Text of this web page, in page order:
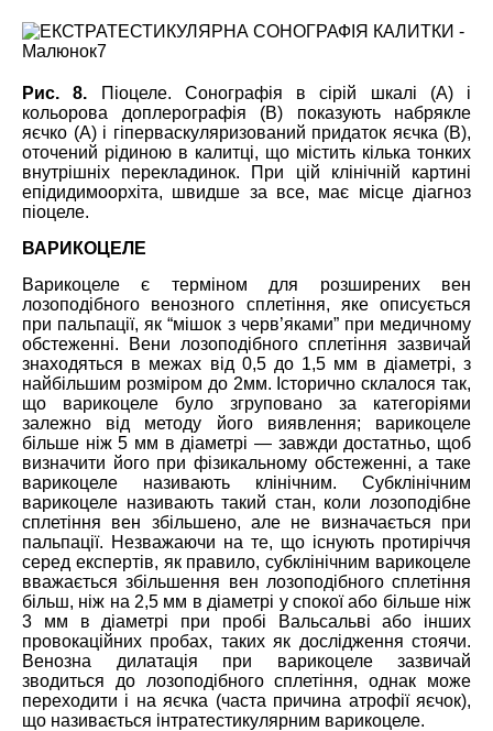
Рис. 8. Піоцеле. Сонографія в сірій шкалі (А) і
кольорова доплерографія (B) показують набрякле
яєчко (А) і гіперваскуляризований придаток яєчка (B),
оточений рідиною в калитці, що містить кілька тонких
внутрішніх перекладинок. При цій клінічній картині
епідидимоорхіта, швидше за все, має місце діагноз
піоцеле.
ВАРИКОЦЕЛЕ
Варикоцеле є терміном для розширених вен
лозоподібного венозного сплетіння, яке описується
при пальпації, як “мішок з черв’яками” при медичному
обстеженні. Вени лозоподібного сплетіння зазвичай
знаходяться в межах від 0,5 до 1,5 мм в діаметрі, з
найбільшим розміром до 2мм. Історично склалося так,
що варикоцеле було згруповано за категоріями
залежно від методу його виявлення; варикоцеле
більше ніж 5 мм в діаметрі ― завжди достатньо, щоб
визначити його при фізикальному обстеженні, а таке
варикоцеле називають клінічним. Субклінічним
варикоцеле називають такий стан, коли лозоподібне
сплетіння вен збільшено, але не визначається при
пальпації. Незважаючи на те, що існують протиріччя
серед експертів, як правило, субклінічним варикоцеле
вважається збільшення вен лозоподібного сплетіння
більш, ніж на 2,5 мм в діаметрі у спокої або більше ніж
3 мм в діаметрі при пробі Вальсальві або інших
провокаційних пробах, таких як дослідження стоячи.
Венозна дилатація при варикоцеле зазвичай
зводиться до лозоподібного сплетіння, однак може
переходити і на яєчка (часта причина атрофії яєчок),
що називається інтратестикулярним варикоцеле.